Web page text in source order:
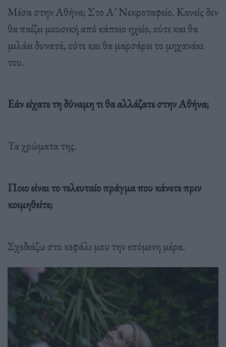
Μέσα στην Αθήνα; Στο Α’ Νεκροταφείο. Κανείς δεν
θα παίζει μουσική από κάποιο ηχείο, ούτε και θα
μιλάει δυνατά, ούτε και θα μαρσάρει το μηχανάκι
του.
Εάν είχατε τη δύναμη τι θα αλλάζατε στην Αθήνα;
Τα χρώματα της.
Ποιο είναι το τελευταίο πράγμα που κάνετε πριν
κοιμηθείτε;
Σχεδιάζω στο κεφάλι μου την επόμενη μέρα.